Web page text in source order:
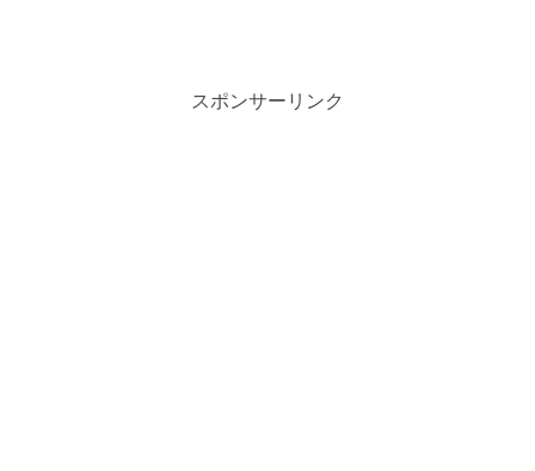
スポンサーリンク